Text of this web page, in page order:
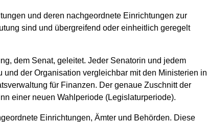
und deren nachgeordnete Einrichtungen zur
sind und übergreifend oder einheitlich geregelt
dem Senat, geleitet. Jeder Senatorin und jedem
der Organisation vergleichbar mit den Ministerien in
für Finanzen. Der genaue Zuschnitt der
einer neuen Wahlperiode (Legislaturperiode).
Einrichtungen, Ämter und Behörden. Diese